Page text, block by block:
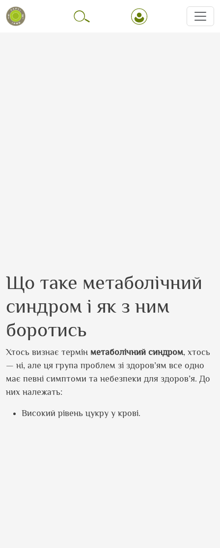
Що таке метаболічний
синдром і як з ним
боротись
Хтось визнає термін метаболічний синдром, хтось
— ні, але ця група проблем зі здоров’ям все одно
має певні симптоми та небезпеки для здоров’я. До
них належать:
Високий рівень цукру у крові.